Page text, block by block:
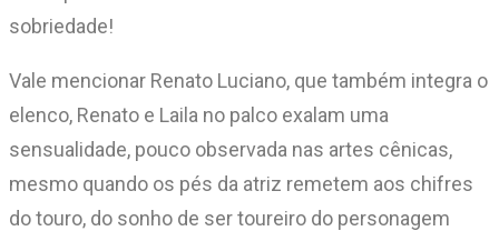
sobriedade!
Vale mencionar Renato Luciano, que também integra o
elenco, Renato e Laila no palco exalam uma
sensualidade, pouco observada nas artes cênicas,
mesmo quando os pés da atriz remetem aos chifres
do touro, do sonho de ser toureiro do personagem